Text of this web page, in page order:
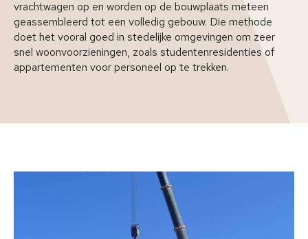
vrachtwagen op en worden op de bouwplaats meteen
geassembleerd tot een volledig gebouw. Die methode
doet het vooral goed in stedelijke omgevingen om zeer
snel woonvoorzieningen, zoals studentenresidenties of
appartementen voor personeel op te trekken.